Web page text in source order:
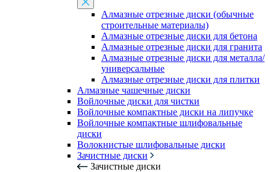
Алмазные отрезные диски (обычные
строительные материалы)
Алмазные отрезные диски для бетона
Алмазные отрезные диски для гранита
Алмазные отрезные диски для металла/
универсальные
Алмазные отрезные диски для плитки
Алмазные чашечные диски
Войлочные диски для чистки
Войлочные компактные диски на липучке
Войлочные компактные шлифовальные
диски
Волокнистые шлифовальные диски
Зачистные диски
Зачистные диски